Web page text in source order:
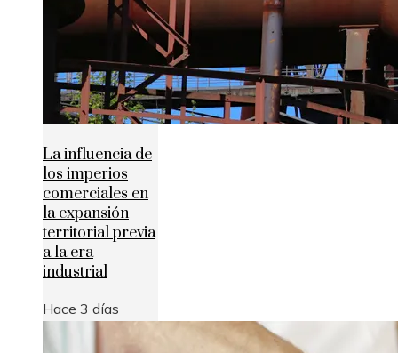
La influencia de
los imperios
comerciales en
la expansión
territorial previa
a la era
industrial
Hace 3 días